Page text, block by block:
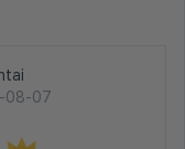
08-07